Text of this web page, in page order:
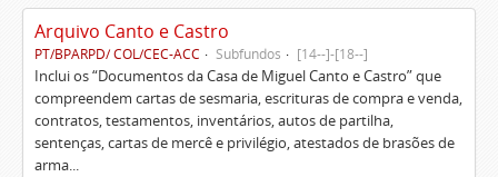
Arquivo Canto e Castro
PT/BPARPD/ COL/CEC-ACC Subfundos [14--]-[18--]
Inclui os “Documentos da Casa de Miguel Canto e Castro” que
compreendem cartas de sesmaria, escrituras de compra e venda,
contratos, testamentos, inventários, autos de partilha,
sentenças, cartas de mercê e privilégio, atestados de brasões de
arma...